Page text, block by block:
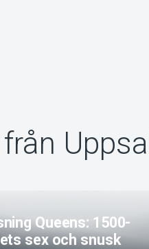
Queens: 1500-
sex och snusk